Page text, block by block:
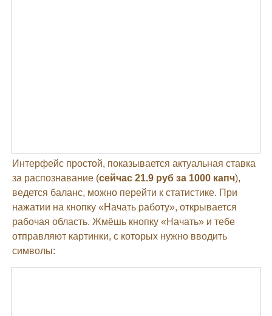
Интерфейс простой, показывается актуальная ставка
за распознавание (сейчас 21.9 руб за 1000 капч),
ведется баланс, можно перейти к статистике. При
нажатии на кнопку «Начать работу», открывается
рабочая область. Жмёшь кнопку «Начать» и тебе
отправляют картинки, с которых нужно вводить
символы: